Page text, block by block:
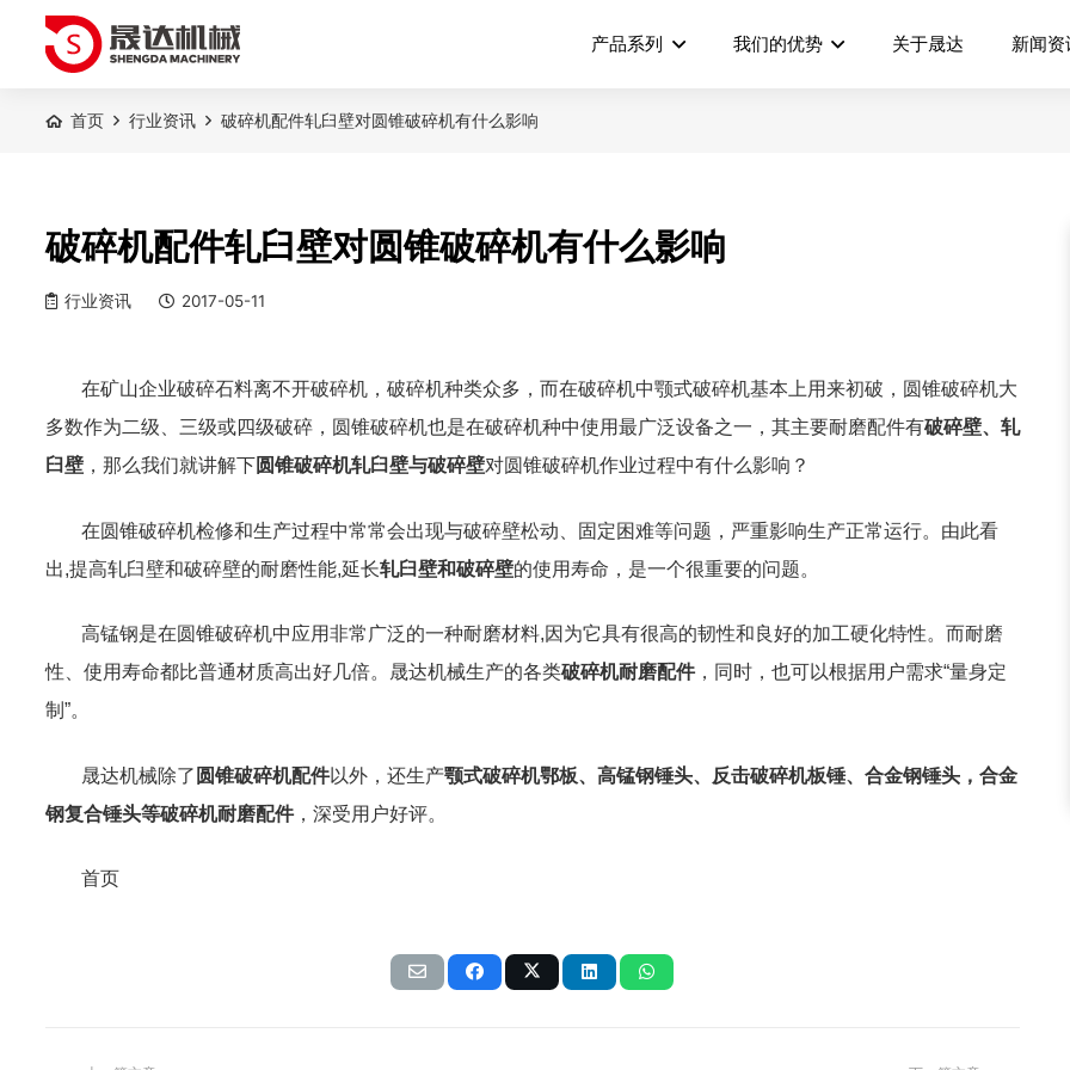
产品系列 我们的优势 关于晟达 新闻资
首页 行业资讯 破碎机配件轧臼壁对圆锥破碎机有什么影响
破碎机配件轧臼壁对圆锥破碎机有什么影响
行业资讯 2017-05-11
在矿山企业破碎石料离不开破碎机，破碎机种类众多，而在破碎机中颚式破碎机基本上用来初破，圆锥破碎机大
多数作为二级、三级或四级破碎，圆锥破碎机也是在破碎机种中使用最广泛设备之一，其主要耐磨配件有破碎壁、轧
臼壁，那么我们就讲解下圆锥破碎机轧臼壁与破碎壁对圆锥破碎机作业过程中有什么影响？
在圆锥破碎机检修和生产过程中常常会出现与破碎壁松动、固定困难等问题，严重影响生产正常运行。由此看
出,提高轧臼壁和破碎壁的耐磨性能,延长轧臼壁和破碎壁的使用寿命，是一个很重要的问题。
高锰钢是在圆锥破碎机中应用非常广泛的一种耐磨材料,因为它具有很高的韧性和良好的加工硬化特性。而耐磨
性、使用寿命都比普通材质高出好几倍。晟达机械生产的各类破碎机耐磨配件，同时，也可以根据用户需求“量身定
制”。
晟达机械除了 圆锥破碎机配件以外，还生产颚式破碎机鄂板、高锰钢锤头、反击破碎机板锤、合金钢锤头，合金
钢复合锤头等破碎机耐磨配件，深受用户好评。
首页